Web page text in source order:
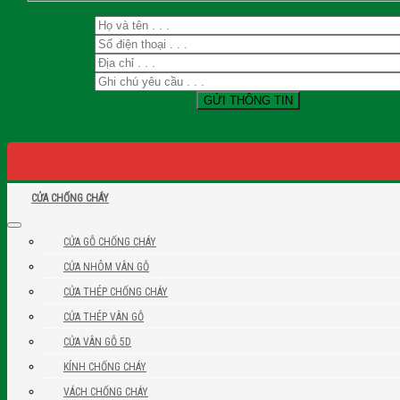
CỬA CHỐNG CHÁY
CỬA GỖ CHỐNG CHÁY
CỬA NHÔM VÂN GỖ
CỬA THÉP CHỐNG CHÁY
CỬA THÉP VÂN GỖ
CỬA VÂN GỖ 5D
KÍNH CHỐNG CHÁY
VÁCH CHỐNG CHÁY